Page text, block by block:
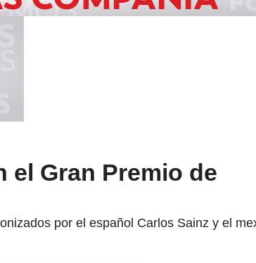
el Gran Premio de
por el español Carlos Sainz y el